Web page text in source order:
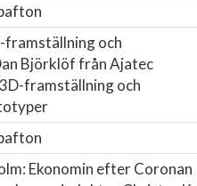
framställning och
Björklöf från Ajatec
framställning och
Ekonomin efter Coronan